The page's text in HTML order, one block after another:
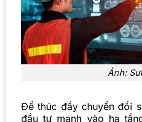
Ảnh:
Để thúc đẩy chuyển đổi
đầu tư mạnh vào hạ